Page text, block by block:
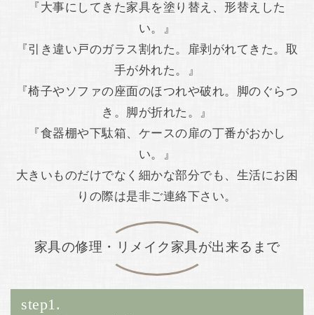
『大事にしてきた家具を塗り替え、形替えした
い。』
『引き違い戸のガラス割れた。扉剥がれてきた。取
手が外れた。』
『椅子やソファの座面のほつれや破れ。脚のぐらつ
き。脚が折れた。』
『食器棚や下駄箱、ケースの扉の丁番がおかし
い。』
大きいものだけでなく細かな部分でも、生活にお困
りの際は是非ご連絡下さい。
家具の修理・リメイク家具が出来るまで
step1.